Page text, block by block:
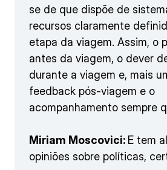
se de que dispõe de
recursos claramente
etapa da viagem. Assim, o
antes da viagem, o dever
durante a viagem e, mais
feedback pós-viagem e o
acompanhamento sempre
Miriam Moscovici: E tem
opiniões sobre políticas,